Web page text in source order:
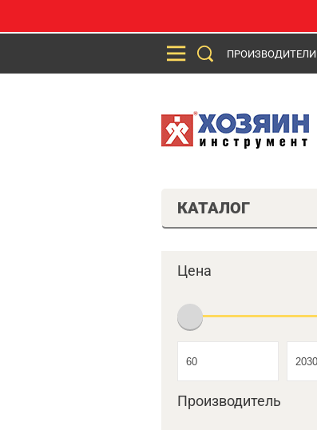
ПРОИЗВОДИТЕЛИ
КАТАЛОГ
Цена
Производитель